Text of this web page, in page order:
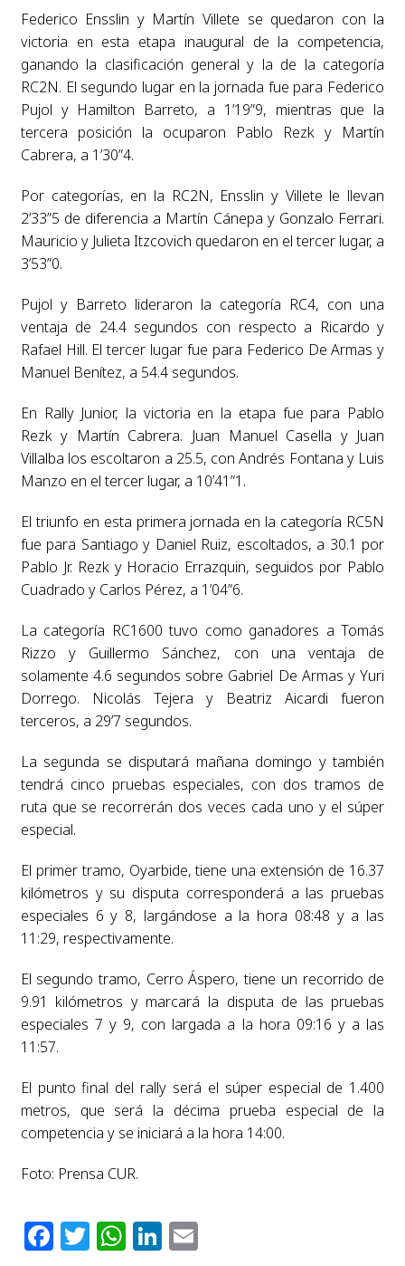
Federico Ensslin y Martín Villete se quedaron con la
victoria en esta etapa inaugural de la competencia,
ganando la clasificación general y la de la categoría
RC2N. El segundo lugar en la jornada fue para Federico
Pujol y Hamilton Barreto, a 1’19”9, mientras que la
tercera posición la ocuparon Pablo Rezk y Martín
Cabrera, a 1’30”4.
Por categorías, en la RC2N, Ensslin y Villete le llevan
2’33”5 de diferencia a Martín Cánepa y Gonzalo Ferrari.
Mauricio y Julieta Itzcovich quedaron en el tercer lugar, a
3’53”0.
Pujol y Barreto lideraron la categoría RC4, con una
ventaja de 24.4 segundos con respecto a Ricardo y
Rafael Hill. El tercer lugar fue para Federico De Armas y
Manuel Benítez, a 54.4 segundos.
En Rally Junior, la victoria en la etapa fue para Pablo
Rezk y Martín Cabrera. Juan Manuel Casella y Juan
Villalba los escoltaron a 25.5, con Andrés Fontana y Luis
Manzo en el tercer lugar, a 10’41”1.
El triunfo en esta primera jornada en la categoría RC5N
fue para Santiago y Daniel Ruiz, escoltados, a 30.1 por
Pablo Jr. Rezk y Horacio Errazquin, seguidos por Pablo
Cuadrado y Carlos Pérez, a 1’04”6.
La categoría RC1600 tuvo como ganadores a Tomás
Rizzo y Guillermo Sánchez, con una ventaja de
solamente 4.6 segundos sobre Gabriel De Armas y Yuri
Dorrego. Nicolás Tejera y Beatriz Aicardi fueron
terceros, a 29’7 segundos.
La segunda se disputará mañana domingo y también
tendrá cinco pruebas especiales, con dos tramos de
ruta que se recorrerán dos veces cada uno y el súper
especial.
El primer tramo, Oyarbide, tiene una extensión de 16.37
kilómetros y su disputa corresponderá a las pruebas
especiales 6 y 8, largándose a la hora 08:48 y a las
11:29, respectivamente.
El segundo tramo, Cerro Áspero, tiene un recorrido de
9.91 kilómetros y marcará la disputa de las pruebas
especiales 7 y 9, con largada a la hora 09:16 y a las
11:57.
El punto final del rally será el súper especial de 1.400
metros, que será la décima prueba especial de la
competencia y se iniciará a la hora 14:00.
Foto: Prensa CUR.
Facebook
Twitter
WhatsApp
LinkedIn
Email